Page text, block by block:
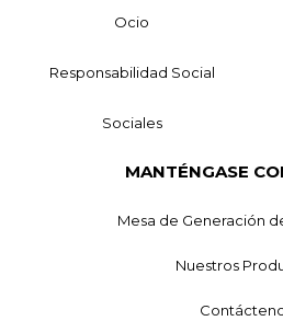
Ocio
Responsabilidad Social
Sociales
MANTÉNGASE
Mesa de Generación
Nuestros